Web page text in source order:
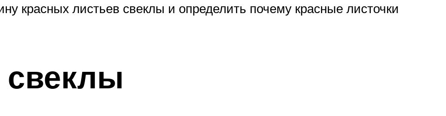
красных листьев свеклы и определить почему красные листочки
свеклы